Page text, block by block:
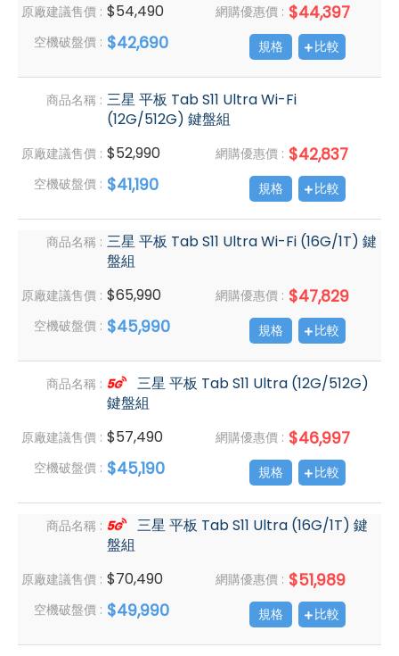
原廠建議售價 : $54,490 網購優惠價 : $44,397
空機破盤價 : $42,690 規格 比較
商品名稱 : 三星 平板 Tab S11 Ultra Wi-Fi
(12G/512G) 鍵盤組
原廠建議售價 : $52,990 網購優惠價 : $42,837
空機破盤價 : $41,190 規格 比較
商品名稱 : 三星 平板 Tab S11 Ultra Wi-Fi (16G/1T) 鍵
盤組
原廠建議售價 : $65,990 網購優惠價 : $47,829
空機破盤價 : $45,990 規格 比較
商品名稱 :
三星 平板 Tab S11 Ultra (12G/512G)
鍵盤組
原廠建議售價 : $57,490 網購優惠價 : $46,997
空機破盤價 : $45,190 規格 比較
商品名稱 :
三星 平板 Tab S11 Ultra (16G/1T) 鍵
盤組
原廠建議售價 : $70,490 網購優惠價 : $51,989
空機破盤價 : $49,990 規格 比較